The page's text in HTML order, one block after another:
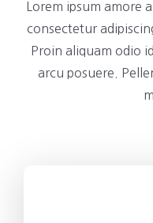
Lorem ipsum amore
consectetur
Proin aliquam odio
arcu posuere.